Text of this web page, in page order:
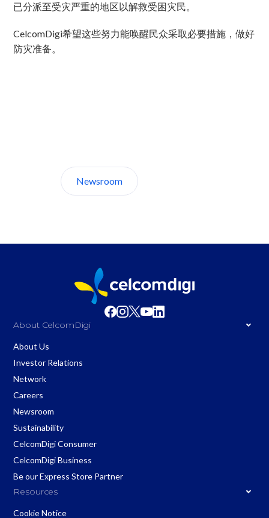
已分派至受灾严重的地区以解救受困灾民。
CelcomDigi希望这些努力能唤醒民众采取必要措施，做好
防灾准备。
Newsroom
About CelcomDigi
About Us
Investor Relations
Network
Careers
Newsroom
Sustainability
CelcomDigi Consumer
CelcomDigi Business
Be our Express Store Partner
Resources
Cookie Notice